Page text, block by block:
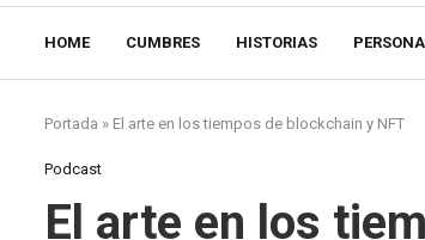
HOME CUMBRES HISTORIAS
Portada » El arte en los tiempos de blockchain y NFT
Podcast
El arte en los